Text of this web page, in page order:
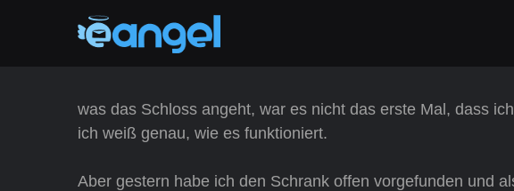
was das Schloss angeht, war es nicht das erste Mal, dass
ich weiß genau, wie es funktioniert.
Aber gestern habe ich den Schrank offen vorgefunden und